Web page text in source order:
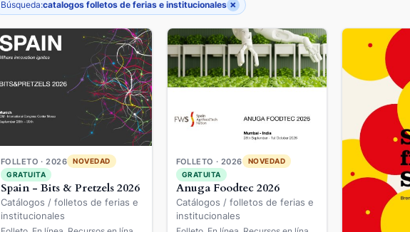
Búsqueda:catalogos folletos de ferias e institucionales ×
FOLLETO · 2026
NOVEDAD
GRATUITA
Spain - Bits & Pretzels 2026
Catálogos / folletos de ferias e
institucionales
FOLLETO · 2026
NOVEDAD
GRATUITA
Anuga Foodtec 2026
Catálogos / folletos de ferias e
institucionales